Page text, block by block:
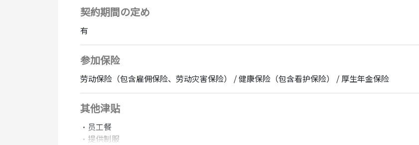
契約期間の定め
有
参加保险
劳动保险（包含雇佣保险、劳动灾害保险） / 健康保险（包含看护保险） / 厚生年金保险
其他津贴
・员工餐
・提供制服